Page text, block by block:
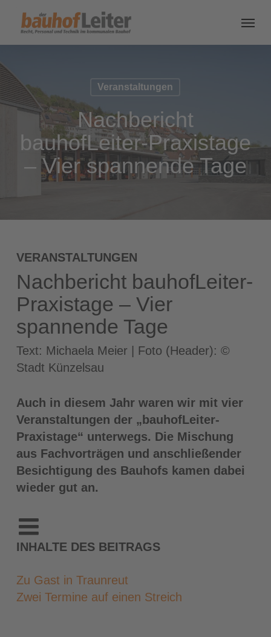
Veranstaltungen
Nachbericht
bauhofLeiter-Praxistage
– Vier spannende Tage
VERANSTALTUNGEN
Nachbericht bauhofLeiter-
Praxistage – Vier
spannende Tage
Text: Michaela Meier | Foto (Header): ©
Stadt Künzelsau
Auch in diesem Jahr waren wir mit vier
Veranstaltungen der „bauhofLeiter-
Praxistage“ unterwegs. Die Mischung
aus Fachvorträgen und anschließender
Besichtigung des Bauhofs kamen dabei
wieder gut an.
INHALTE DES BEITRAGS
Zu Gast in Traunreut
Zwei Termine auf einen Streich